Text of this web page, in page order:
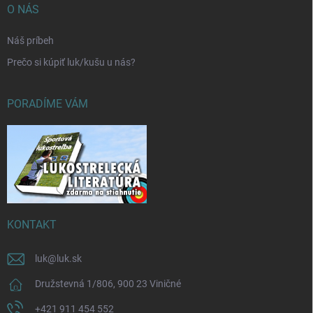
O NÁS
Náš príbeh
Prečo si kúpiť luk/kušu u nás?
PORADÍME VÁM
KONTAKT
luk@ luk.sk
Družstevná 1/806, 900 23 Viničné
+421 911 454 552